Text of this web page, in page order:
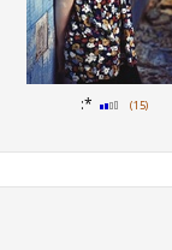
:* (15)